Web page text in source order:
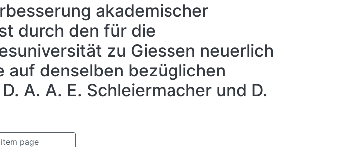
akademischer
durch den für die
zu Giessen neuerlich
denselben bezüglichen
A. A. E. Schleiermacher und D.
page